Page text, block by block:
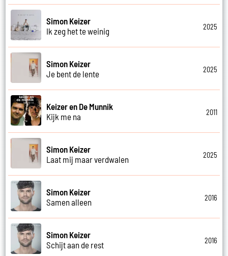
Simon Keizer
Ik zeg het te weinig
2025
Simon Keizer
Je bent de lente
2025
Keizer en De Munnik
Kijk me na
2011
Simon Keizer
Laat mij maar verdwalen
2025
Simon Keizer
Samen alleen
2016
Simon Keizer
Schijt aan de rest
2016